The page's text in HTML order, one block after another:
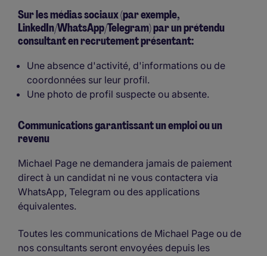
Sur les médias sociaux (par exemple,
LinkedIn/WhatsApp/Telegram) par un prétendu
consultant en recrutement présentant:
Une absence d'activité, d'informations ou de
coordonnées sur leur profil.
Une photo de profil suspecte ou absente.
Communications garantissant un emploi ou un
revenu
Michael Page ne demandera jamais de paiement
direct à un candidat ni ne vous contactera via
WhatsApp, Telegram ou des applications
équivalentes.
Toutes les communications de Michael Page ou de
nos consultants seront envoyées depuis les